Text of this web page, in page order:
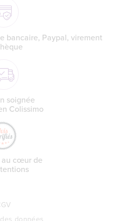
bancaire, Paypal, virement
soignée
Colissimo
au cœur de
données